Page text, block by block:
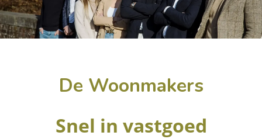
De Woonmakers
Snel in vastgoed